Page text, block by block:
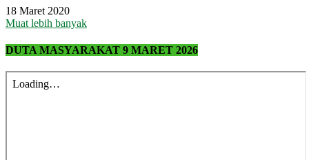
18 Maret 2020
Muat lebih banyak
DUTA MASYARAKAT 9 MARET 2026